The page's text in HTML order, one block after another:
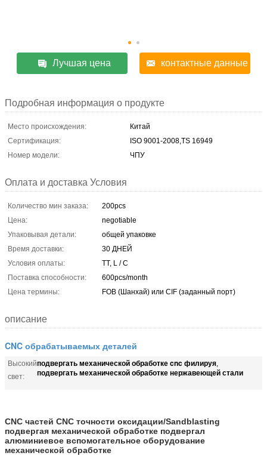
Лучшая цена контактные данные
Подробная информация о продукте
Место происхождения:
Китай
Сертификация:
ISO 9001-2008,TS 16949
Номер модели:
ЧПУ
Оплата и доставка Условия
Количество мин заказа:
200pcs
Цена:
negotiable
Упаковывая детали:
общей упаковке
Время доставки:
30 ДНЕЙ
Условия оплаты:
TT, L / C
Поставка способности:
600pcs/month
Цена термины:
FOB (Шанхай) или CIF (заданный порт)
описание
CNC обрабатываемых деталей
Высокий
свет:
подвергать механической обработке cnc филируя,
подвергать механической обработке нержавеющей стали
CNC частей CNC точности оксидации/Sandblasting
подвергая механической обработке подвергал
алюминиевое вспомогательное оборудование
механической обработке